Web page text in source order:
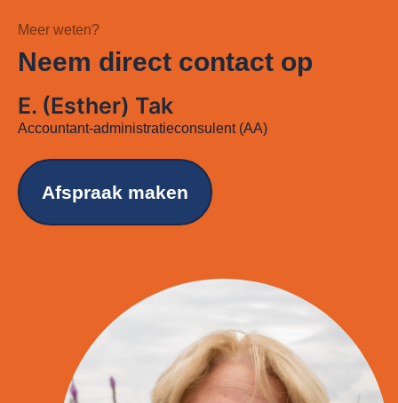
Meer weten?
Neem direct contact op
E. (Esther) Tak
Accountant-administratieconsulent (AA)
Afspraak maken